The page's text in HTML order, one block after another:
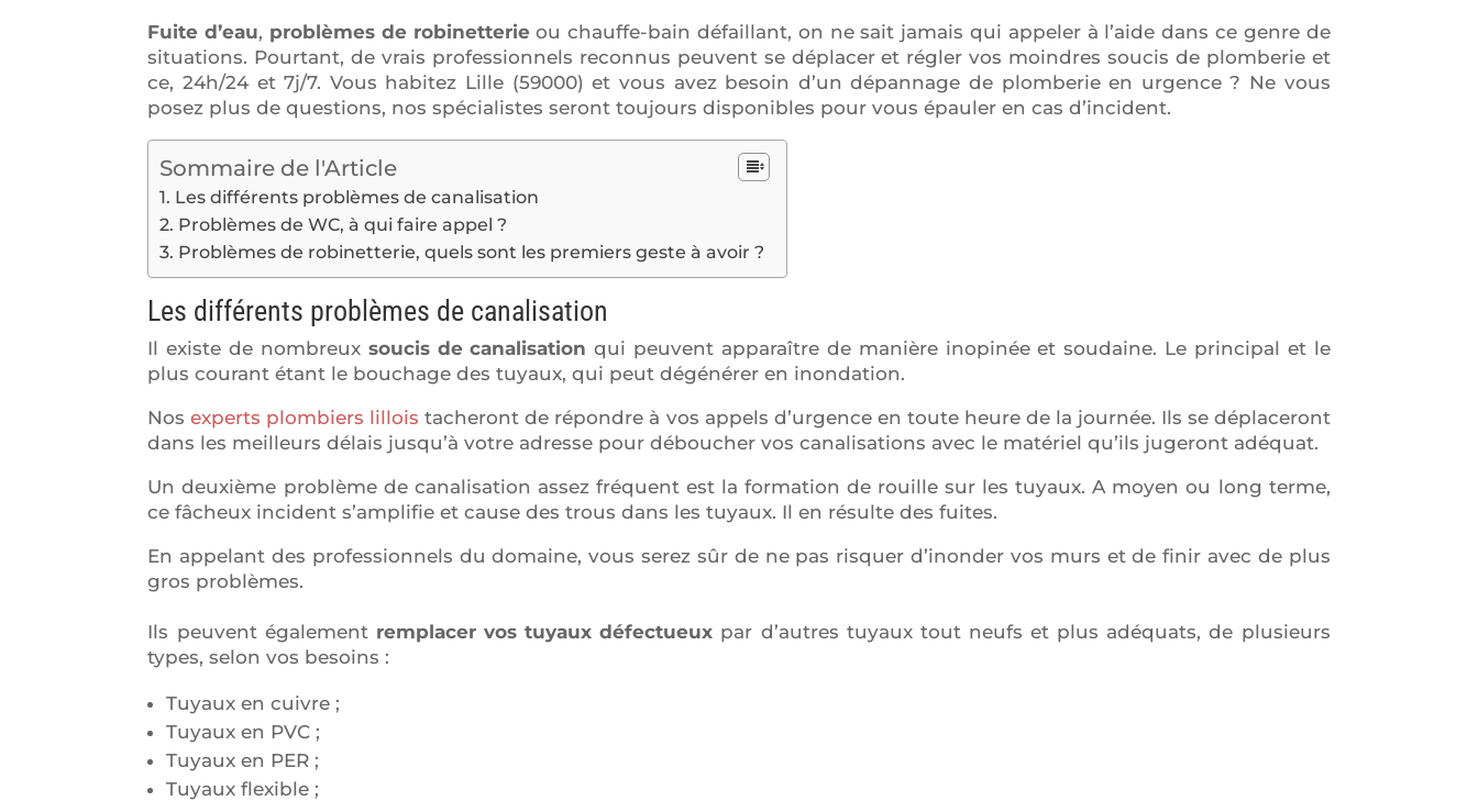
Fuite d’eau, problèmes de robinetterieou chauffe-bain défaillant, on ne sait jamais qui appeler à l’aide dans ce genre de
situations. Pourtant, de vrais professionnels reconnus peuvent se déplacer et régler vos moindres soucis de plomberie et
ce, 24h/24 et 7j/7. Vous habitez Lille (59000) et vous avez besoin d’un dépannage de plomberie en urgence ? Ne vous
posez plus de questions, nos spécialistes seront toujours disponibles pour vous épauler en cas d’incident.
Sommaire de l'Article
Les différents problèmes de canalisation
Problèmes de WC, à qui faire appel ?
Problèmes de robinetterie, quels sont les premiers geste à avoir ?
Les différents problèmes de canalisation
Il existe de nombreux soucis de canalisationqui peuvent apparaître de manière inopinée et soudaine. Le principal et le
plus courant étant le bouchage des tuyaux, qui peut dégénérer en inondation.
Nosexperts plombiers lillois tacheront de répondre à vos appels d’urgence en toute heure de la journée. Ils se déplaceront
dans les meilleurs délais jusqu’à votre adresse pour déboucher vos canalisations avec le matériel qu’ils jugeront adéquat.
Un deuxième problème de canalisation assez fréquent est la formation de rouille sur les tuyaux. A moyen ou long terme,
ce fâcheux incident s’amplifie et cause des trous dans les tuyaux. Il en résulte des fuites.
En appelant des professionnels du domaine, vous serez sûr de ne pas risquer d’inonder vos murs et de finir avec de plus
gros problèmes.
Ils peuvent également remplacer vos tuyaux défectueux par d’autres tuyaux tout neufs et plus adéquats, de plusieurs
types, selon vos besoins :
Tuyaux en cuivre ;
Tuyaux en PVC ;
Tuyaux en PER ;
Tuyaux flexible ;